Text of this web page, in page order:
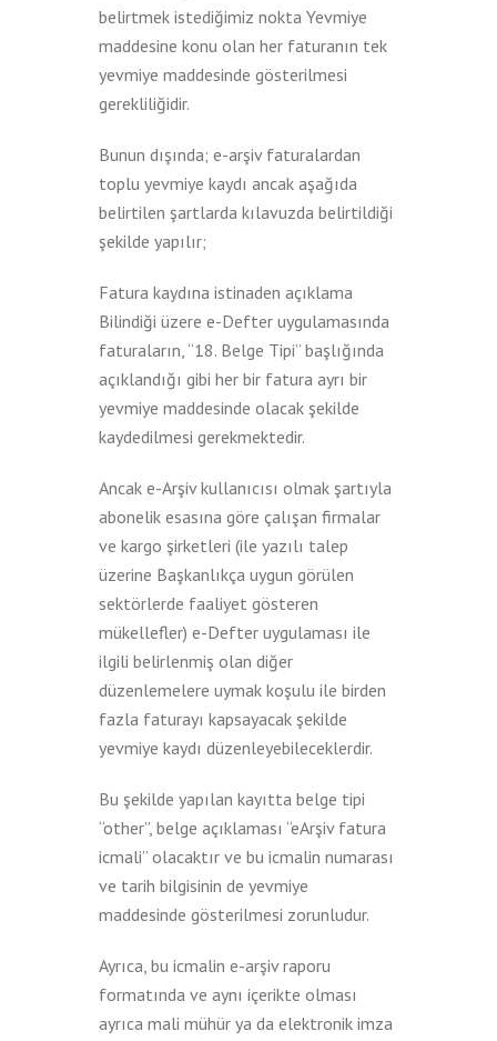
belirtmek istediğimiz nokta Yevmiye
maddesine konu olan her faturanın tek
yevmiye maddesinde gösterilmesi
gerekliliğidir.
Bunun dışında; e-arşiv faturalardan
toplu yevmiye kaydı ancak aşağıda
belirtilen şartlarda kılavuzda belirtildiği
şekilde yapılır;
Fatura kaydına istinaden açıklama
Bilindiği üzere e-Defter uygulamasında
faturaların, “18. Belge Tipi” başlığında
açıklandığı gibi her bir fatura ayrı bir
yevmiye maddesinde olacak şekilde
kaydedilmesi gerekmektedir.
Ancak e-Arşiv kullanıcısı olmak şartıyla
abonelik esasına göre çalışan firmalar
ve kargo şirketleri (ile yazılı talep
üzerine Başkanlıkça uygun görülen
sektörlerde faaliyet gösteren
mükellefler) e-Defter uygulaması ile
ilgili belirlenmiş olan diğer
düzenlemelere uymak koşulu ile birden
fazla faturayı kapsayacak şekilde
yevmiye kaydı düzenleyebileceklerdir.
Bu şekilde yapılan kayıtta belge tipi
“other”, belge açıklaması “eArşiv fatura
icmali” olacaktır ve bu icmalin numarası
ve tarih bilgisinin de yevmiye
maddesinde gösterilmesi zorunludur.
Ayrıca, bu icmalin e-arşiv raporu
formatında ve aynı içerikte olması
ayrıca mali mühür ya da elektronik imza